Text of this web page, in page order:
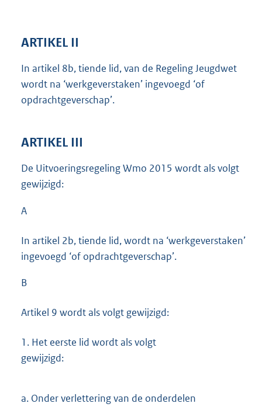
ARTIKEL II
In artikel 8b, tiende lid, van de Regeling Jeugdwet
wordt na ‘werkgeverstaken’ ingevoegd ‘of
opdrachtgeverschap’.
ARTIKEL III
De Uitvoeringsregeling Wmo 2015 wordt als volgt
gewijzigd:
A
In artikel 2b, tiende lid, wordt na ‘werkgeverstaken’
ingevoegd ‘of opdrachtgeverschap’.
B
Artikel 9 wordt als volgt gewijzigd:
1. Het eerste lid wordt als volgt
gewijzigd:
a. Onder verlettering van de onderdelen